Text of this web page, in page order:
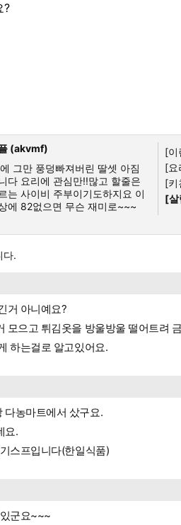
?
(akvmf)
그만 풍덩빠져버린 딸셋 아짐
다 요리에 관심만!!많고 할줄은
는 사이비 주부이기도하지요 이
에 82없으면 무슨 재미로~~~
[이
[요
[키
[살
다.
거 아니예요?
모으고 튀김옷을 방울방울 떨어트려
하는걸로 알고있어요.
다농마트에서 샀구요.
요.
스프입니다(한일식품)
군요~~~